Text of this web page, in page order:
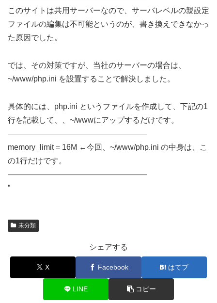
このサイトは共用サーバーなので、サーバレベルの親設定
ファイルの編集は不可能というのが、書き換えできなかっ
た原因でした。
では、その対策ですが、当社のサーバーの場合は、
~/www/php.ini を設置することで解決しました。
具体的には、php.ini というファイルを作成して、下記の1
行を記載して、、~/wwwにアップするだけです。
——————————————————
memory_limit = 16M ←今回、~/www/php.ini の中身は、こ
の1行だけです。
——————————————————
”
未分類
シェアする
X Facebook はてブ
LINE コピー